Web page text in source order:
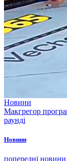
Новини
Макгрегор
раунді
Новини
попередні новини